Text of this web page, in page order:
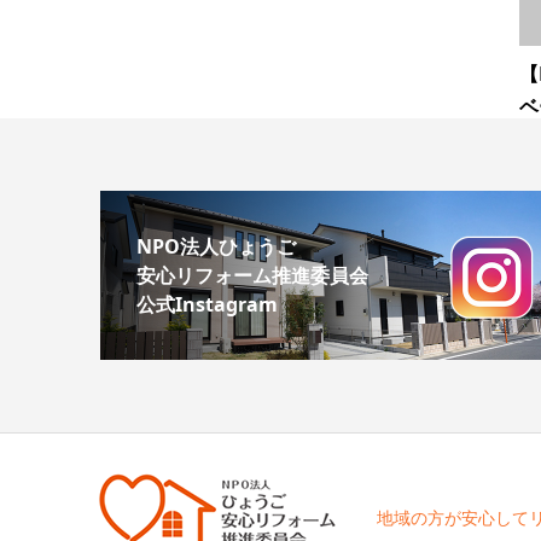
NPO法人ひょうご
安心リフォーム推進委員会
公式Instagram
地域の方が安心して